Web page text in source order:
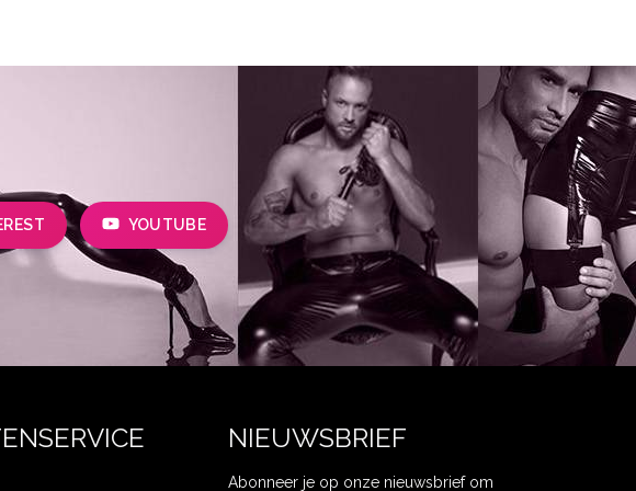
YOUTUBE
NIEUWSBRIEF
Abonneer je op onze nieuwsbrief om